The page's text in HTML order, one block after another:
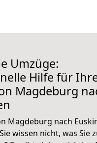
Umzüge:
Hilfe für
Magdeburg
Magdeburg nach
wissen nicht, was Sie